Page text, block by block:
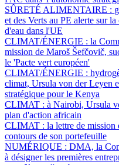
SÛRETÉ ALIMENTAIRE :
et des Verts au PE alerte sur
d'eau dans l'UE
CLIMAT/ÉNERGIE : la
mission de Maroš Šefčovič,
le 'Pacte vert européen'
CLIMAT/ÉNERGIE :
climat, Ursula von der Leyen
stratégique pour le Kenya
CLIMAT : à Nairobi, Ursula
plan d'action africain
CLIMAT : la lettre de
contours de son portefeuille
NUMÉRIQUE : DMA, la
à désigner les premières